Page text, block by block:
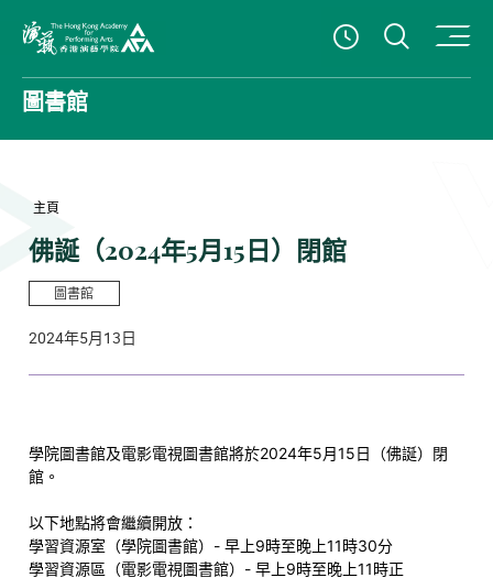
查看開放時
打開
圖書館
主頁
佛誕（2024年5月15日）閉館
圖書館
2024年5月13日
學院圖書館及電影電視圖書館將於2024年5月15日（佛誕）閉
館。
以下地點將會繼續開放：
學習資源室（學院圖書館）- 早上9時至晚上11時30分
學習資源區（電影電視圖書館）- 早上9時至晚上11時正